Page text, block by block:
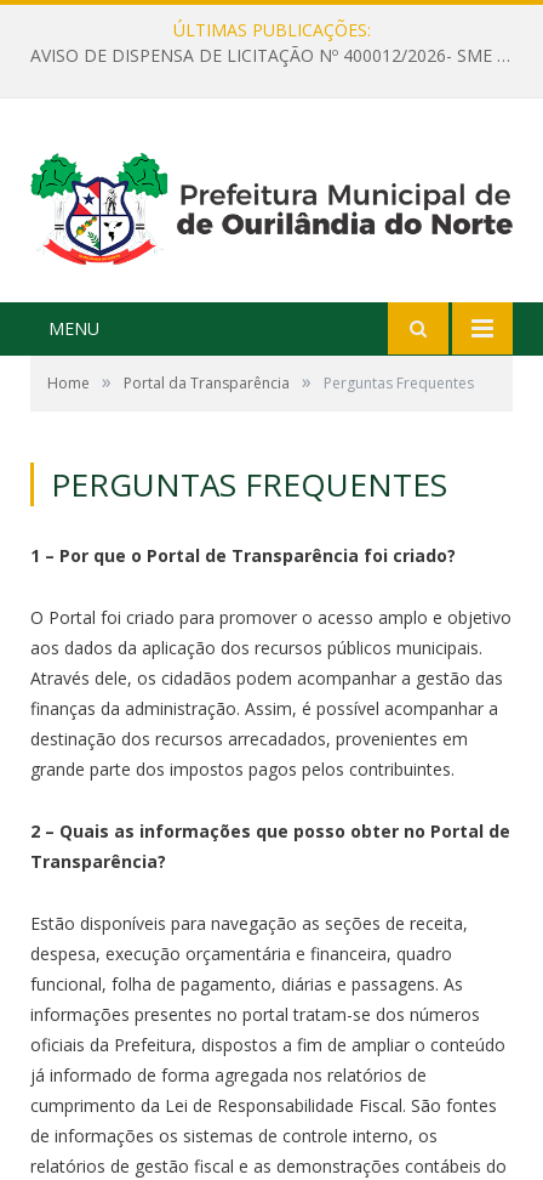
ÚLTIMAS PUBLICAÇÕES:
AVISO DE DISPENSA DE LICITAÇÃO Nº 400012/2026- SME – CONTRATAÇÃO DE EMPRESA ESPECIALIZADA PARA LOCAÇÃO DE ÔNIBUS EXECUTIVO COM CAPACIDADE DE 60 (SESSENTA) POLTRONAS, PARA TRANSPORTAR PROFESSORES RESPONSÁVEIS E ALUNOS PARA BRASÍLIA, COM SAÍDA DIA 10/08/2026 E RETORNO DIA 14/08/2026
MENU
Home » Portal da Transparência » Perguntas Frequentes
PERGUNTAS FREQUENTES
1 – Por que o Portal de Transparência foi criado?
O Portal foi criado para promover o acesso amplo e objetivo
aos dados da aplicação dos recursos públicos municipais.
Através dele, os cidadãos podem acompanhar a gestão das
finanças da administração. Assim, é possível acompanhar a
destinação dos recursos arrecadados, provenientes em
grande parte dos impostos pagos pelos contribuintes.
2 – Quais as informações que posso obter no Portal de
Transparência?
Estão disponíveis para navegação as seções de receita,
despesa, execução orçamentária e financeira, quadro
funcional, folha de pagamento, diárias e passagens. As
informações presentes no portal tratam-se dos números
oficiais da Prefeitura, dispostos a fim de ampliar o conteúdo
já informado de forma agregada nos relatórios de
cumprimento da Lei de Responsabilidade Fiscal. São fontes
de informações os sistemas de controle interno, os
relatórios de gestão fiscal e as demonstrações contábeis do